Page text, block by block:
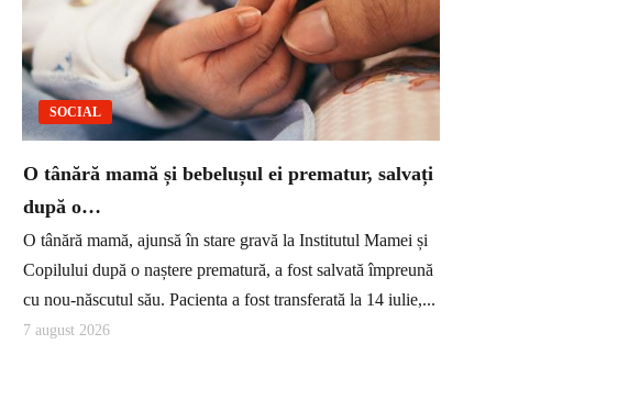
SOCIAL
O tânără mamă și bebelușul ei prematur, salvați
după o…
O tânără mamă, ajunsă în stare gravă la Institutul Mamei și
Copilului după o naștere prematură, a fost salvată împreună
cu nou-născutul său. Pacienta a fost transferată la 14 iulie,...
7 august 2026